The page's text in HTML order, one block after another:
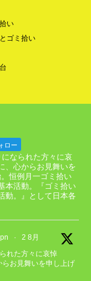
い
ゴミ拾い
ロー
なられた方々に哀
、心からお見舞いを
恒例月一ゴミ拾い
本活動。『ゴミ拾い
動。』として日本各
·
2 8月
れた方々に哀悼
お見舞いを申し上げ